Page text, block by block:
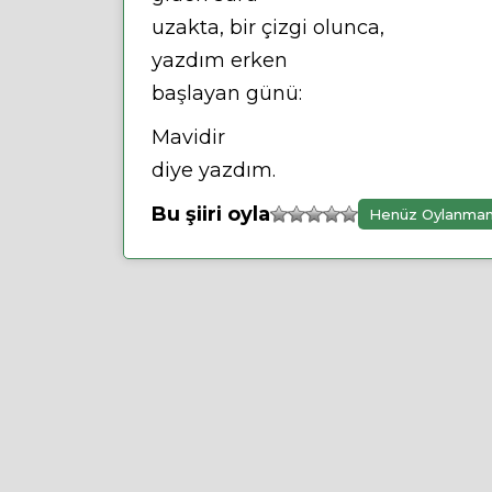
uzakta, bir çizgi olunca,
yazdım erken
başlayan günü:
Mavidir
diye yazdım.
Bu şiiri oyla
Henüz